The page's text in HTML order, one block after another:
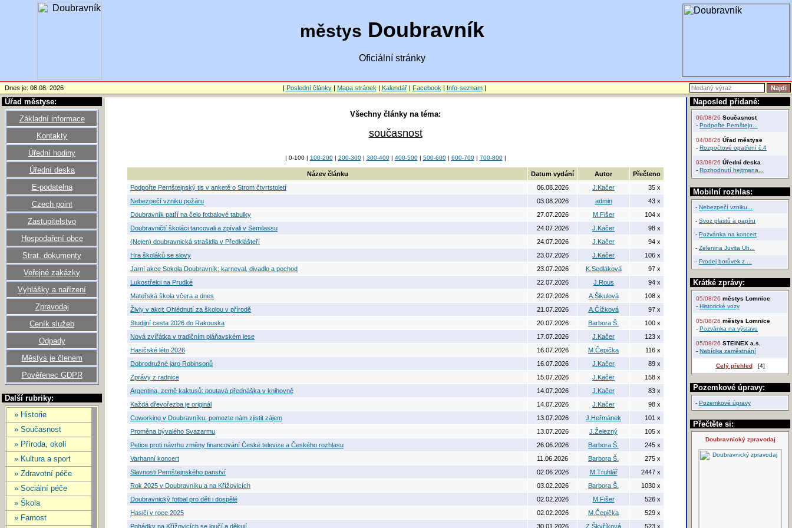
městys Doubravník
Oficiální stránky
Dnes je: 08.08. 2026 | Poslední články| Mapa stránek | Kalendář| Facebook | Info-seznam|
Úřad městyse:
Základní informace
Kontakty
Úřední hodiny
Úřední deska
E-podatelna
Czech point
Zastupitelstvo
Hospodaření obce
Strat. dokumenty
Veřejné zakázky
Vyhlášky a nařízení
Zpravodaj
Ceník služeb
Odpady
Městys je členem
Pověřenec GDPR
Další rubriky:
» Historie
» Současnost
» Příroda, okolí
» Kultura a sport
» Zdravotní péče
» Sociální péče
» Škola
» Farnost
Naposled přidané:
06/08/26 Současnost
- Podpořte Pernštejn...
04/08/26 Úřad městyse
- Rozpočtové opatření č.4
03/08/26 Úřední deska
- Rozhodnutí hejtmana...
Mobilní rozhlas:
- Nebezpečí vzniku...
- Svoz plastů a papíru
- Pozvánka na koncert
- Zelenina Juvita Uh...
- Prodej borůvek z ...
Krátké zprávy:
05/08/26 městys Lomnice
- Historické vozy
05/08/26 městys Lomnice
- Pozvánka na výstavu
05/08/26 STEINEX a.s.
- Nabídka zaměstnání
Celý přehled[4]
Pozemkové úpravy:
- Pozemkové úpravy
Přečtěte si:
Doubravnický zpravodaj
Všechny články na téma:
současnost
| 0-100 | 100-200| 200-300| 300-400| 400-500| 500-600| 600-700| 700-800|
Název článku Datum vydání Autor
Přečteno
Podpořte Pernštejnský tis v anketě o Strom čtvrtstoletí
06.08.2026 J.Kačer
35 x
Nebezpečí vzniku požáru
03.08.2026 admin
43 x
Doubravník patří na čelo fotbalové tabulky
27.07.2026 M.Fišer
104 x
Doubravničtí školáci tancovali a zpívali v Semilassu
24.07.2026 J.Kačer
98 x
(Nejen) doubravnická strašidla v Předklášteří
24.07.2026 J.Kačer
94 x
Hra školáků se slovy
23.07.2026 J.Kačer
106 x
Jarní akce Sokola Doubravník: karneval, divadlo a pochod
23.07.2026 K.Sedláková
97 x
Lukostřelci na Prudké
22.07.2026 J.Rous
94 x
Mateřská škola včera a dnes
22.07.2026 A.Šikulová
108 x
Živly v akci: Ohlédnutí za školou v přírodě
21.07.2026 A.Čížková
97 x
Studijní cesta 2026 do Rakouska
20.07.2026 Barbora Š.
100 x
Nová zvířátka v tradičním pláňavském lese
17.07.2026 J.Kačer
123 x
Hasičské léto 2026
16.07.2026 M.Čepička
116 x
Dobrodružné jaro Robinsonů
16.07.2026 J.Kačer
89 x
Zprávy z radnice
15.07.2026 J.Kačer
158 x
Argentina, země kaktusů: poutavá přednáška v knihovně
14.07.2026 J.Kačer
83 x
Každá dřevořezba je originál
14.07.2026 J.Kačer
98 x
Coworking v Doubravníku: pomozte nám zjistit zájem
13.07.2026 J.Heřmánek
101 x
Proměna bývalého Svazarmu
13.07.2026 J.Železný
105 x
Petice proti návrhu změny financování České televize a Českého rozhlasu
26.06.2026 Barbora Š.
245 x
Varhanní koncert
11.06.2026 Barbora Š.
275 x
Slavnosti Pernštejnského panství
02.06.2026 M.Truhlář
2447 x
Rok 2025 v Doubravníku a na Křížovicích
03.02.2026 Barbora Š.
1030 x
Doubravnický fotbal pro děti i dospělé
02.02.2026 M.Fišer
526 x
Hasiči v roce 2025
02.02.2026 M.Čepička
529 x
Pohádky na Křížovicích se loučí a děkují
30.01.2026 Z.Škyříková
523 x